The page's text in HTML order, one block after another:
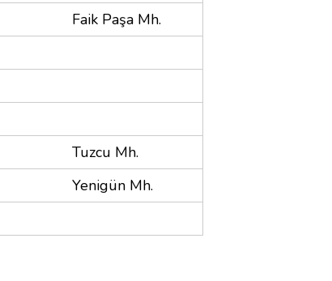
Faik Paşa Mh.
Tuzcu Mh.
Yenigün Mh.